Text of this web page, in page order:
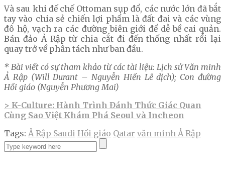
Và sau khi đế chế Ottoman sụp đổ, các nước lớn đã bắt
tay vào chia sẻ chiến lợi phẩm là đất đai và các vùng
đô hộ, vạch ra các đường biên giới để dễ bề cai quản.
Bán đảo Ả Rập từ chia cắt đi đến thống nhất rồi lại
quay trở về phân tách như ban đầu.
* Bài viết có sự tham khảo từ các tài liệu: Lịch sử Văn minh
Ả Rập (Will Durant – Nguyễn Hiến Lê dịch); Con đường
Hồi giáo (Nguyễn Phương Mai)
> K-Culture: Hành Trình Đánh Thức Giác Quan
Cùng Sao Việt Khám Phá Seoul và Incheon
Tags: Ả Rập Saudi Hồi giáo Qatar văn minh Ả Rập